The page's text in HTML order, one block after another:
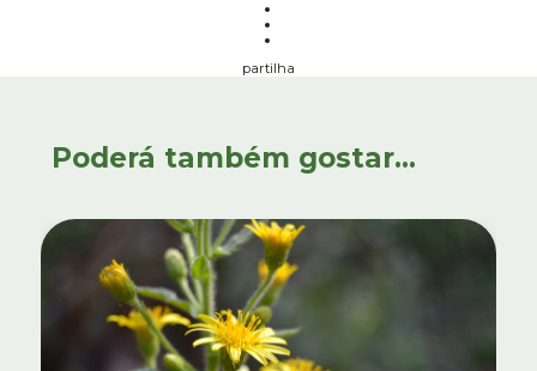
partilha
Poderá também gostar...